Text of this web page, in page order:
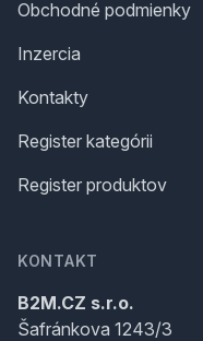
Obchodné podmienky
Inzercia
Kontakty
Register kategórii
Register produktov
KONTAKT
B2M.CZ s.r.o.
Šafránkova 1243/3